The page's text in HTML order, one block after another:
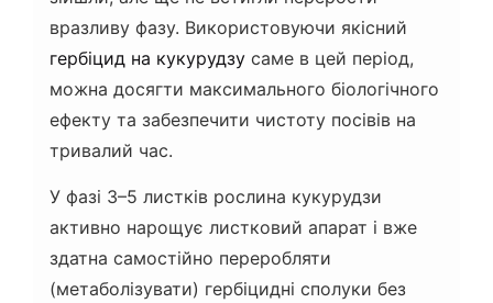
вразливу фазу. Використовуючи якісний
гербіцид на кукурудзу саме в цей період,
можна досягти максимального біологічного
ефекту та забезпечити чистоту посівів на
тривалий час.
У фазі 3–5 листків рослина кукурудзи
активно нарощує листковий апарат і вже
здатна самостійно переробляти
(метаболізувати) гербіцидні сполуки без